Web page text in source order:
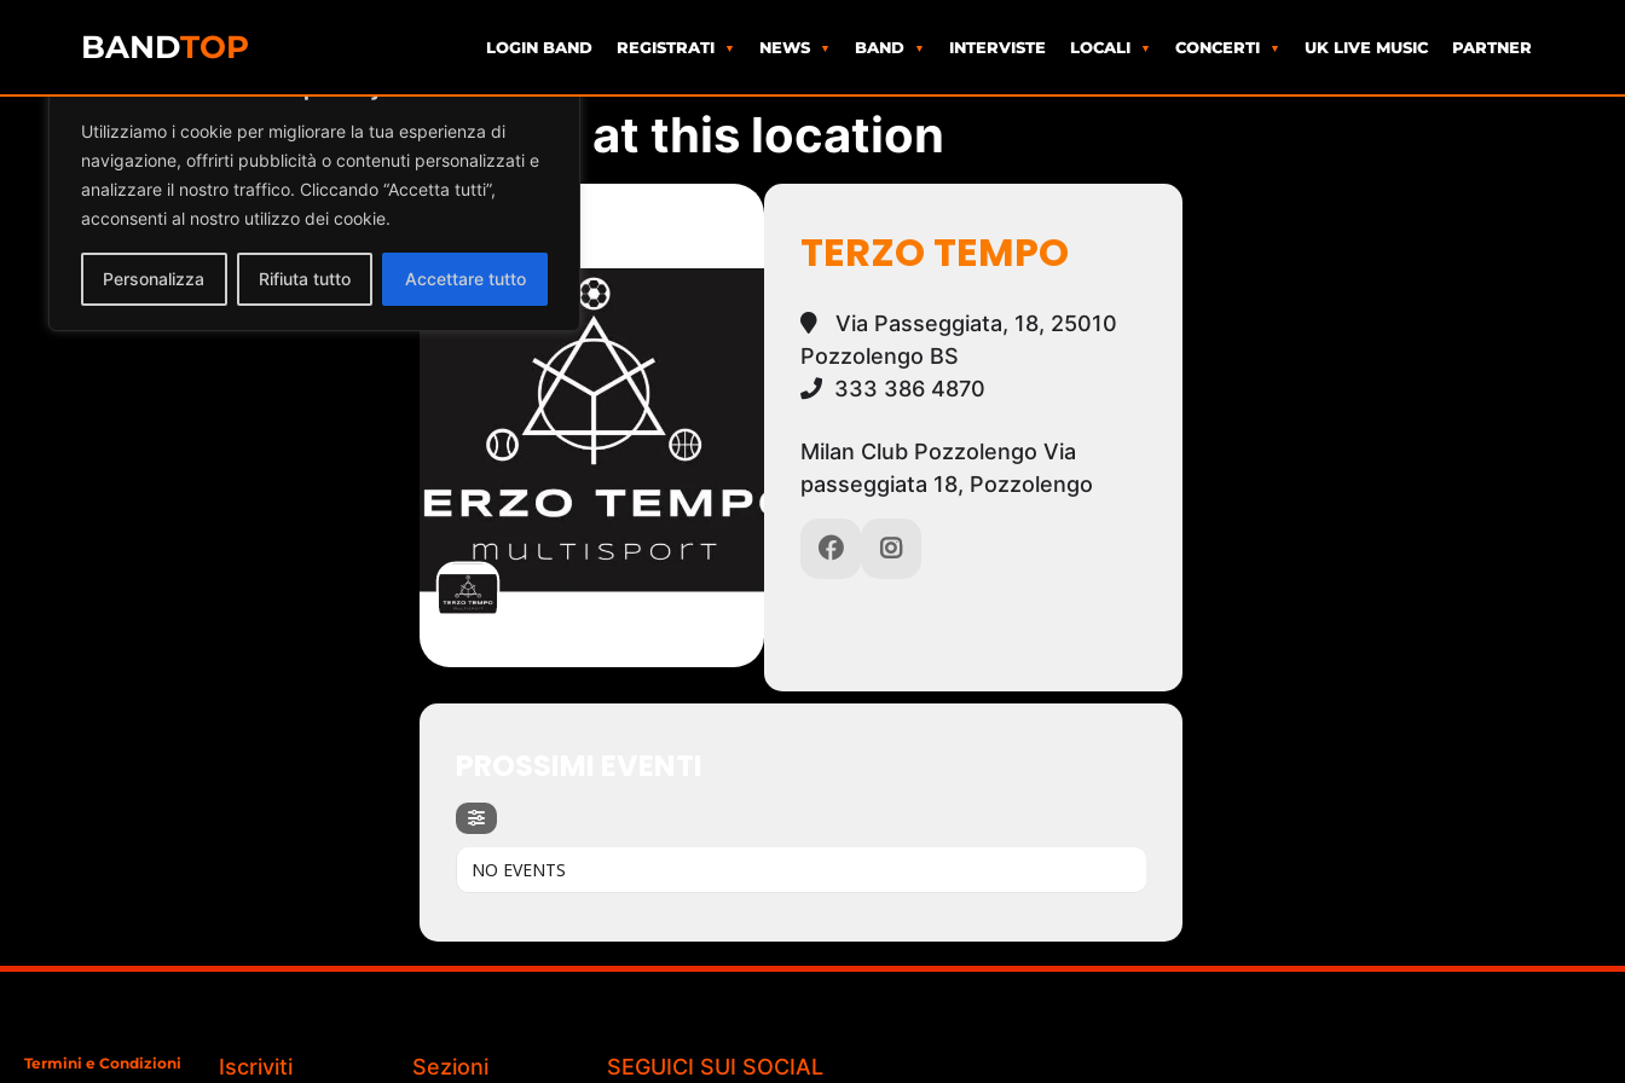
Utilizziamo i cookie per migliorare la tua esperienza di
navigazione, offrirti pubblicità o contenuti personalizzati e
analizzare il nostro traffico. Cliccando “Accetta tutti”,
acconsenti al nostro utilizzo dei cookie.
Personalizza Rifiuta tutto Accettare tutto
BANDTOP LOGIN BAND REGISTRATI NEWS BAND INTERVISTE LOCALI CONCERTI UK LIVE MUSIC PARTNER
Events at this location
TERZO TEMPO
Via Passeggiata, 18, 25010
Pozzolengo BS
333 386 4870
Milan Club Pozzolengo Via
passeggiata 18, Pozzolengo
NO EVENTS
Termini e Condizioni Iscriviti Sezioni SEGUICI SUI SOCIAL